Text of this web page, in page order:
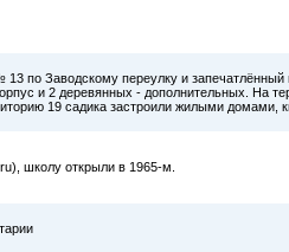
по Заводскому переулку и
и 2 деревянных - дополнительных. На
19 садика застроили жилыми домами,
школу открыли в 1965-м.